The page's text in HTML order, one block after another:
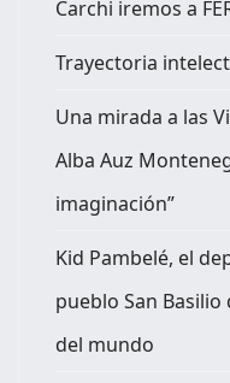
Carchi iremos a
Trayectoria
Una mirada a las
Alba Auz
imaginación”
Kid Pambelé, el
pueblo San
del mundo